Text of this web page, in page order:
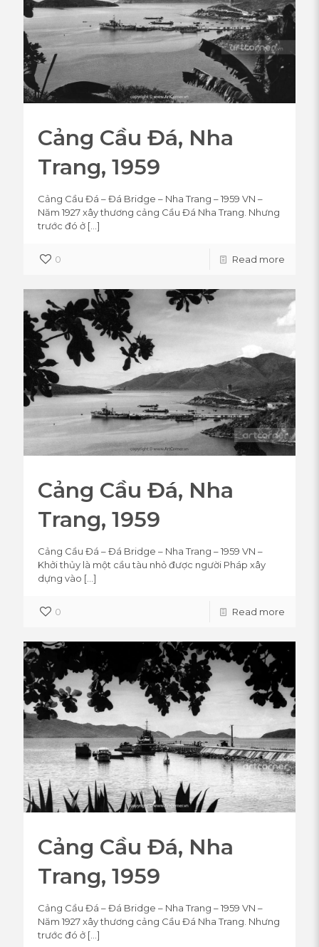
Cảng Cầu Đá, Nha
Trang, 1959
Cảng Cầu Đá – Đá Bridge – Nha Trang – 1959 VN –
Năm 1927 xây thương cảng Cầu Đá Nha Trang. Nhưng
trước đó ở […]
0 Read more
Cảng Cầu Đá, Nha
Trang, 1959
Cảng Cầu Đá – Đá Bridge – Nha Trang – 1959 VN –
Khởi thủy là một cầu tàu nhỏ được người Pháp xây
dựng vào […]
0 Read more
Cảng Cầu Đá, Nha
Trang, 1959
Cảng Cầu Đá – Đá Bridge – Nha Trang – 1959 VN –
Năm 1927 xây thương cảng Cầu Đá Nha Trang. Nhưng
trước đó ở […]